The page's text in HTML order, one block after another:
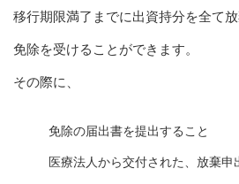
移行期限満了までに出資持分を全て
免除を受けることができます。
その際に、
免除の届出書を提出すること
医療法人から交付された、放棄